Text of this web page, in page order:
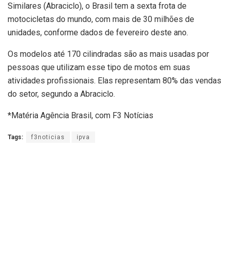
Similares (Abraciclo), o Brasil tem a sexta frota de
motocicletas do mundo, com mais de 30 milhões de
unidades, conforme dados de fevereiro deste ano.
Os modelos até 170 cilindradas são as mais usadas por
pessoas que utilizam esse tipo de motos em suas
atividades profissionais. Elas representam 80% das vendas
do setor, segundo a Abraciclo.
*Matéria Agência Brasil, com F3 Notícias
Tags: f3noticias ipva